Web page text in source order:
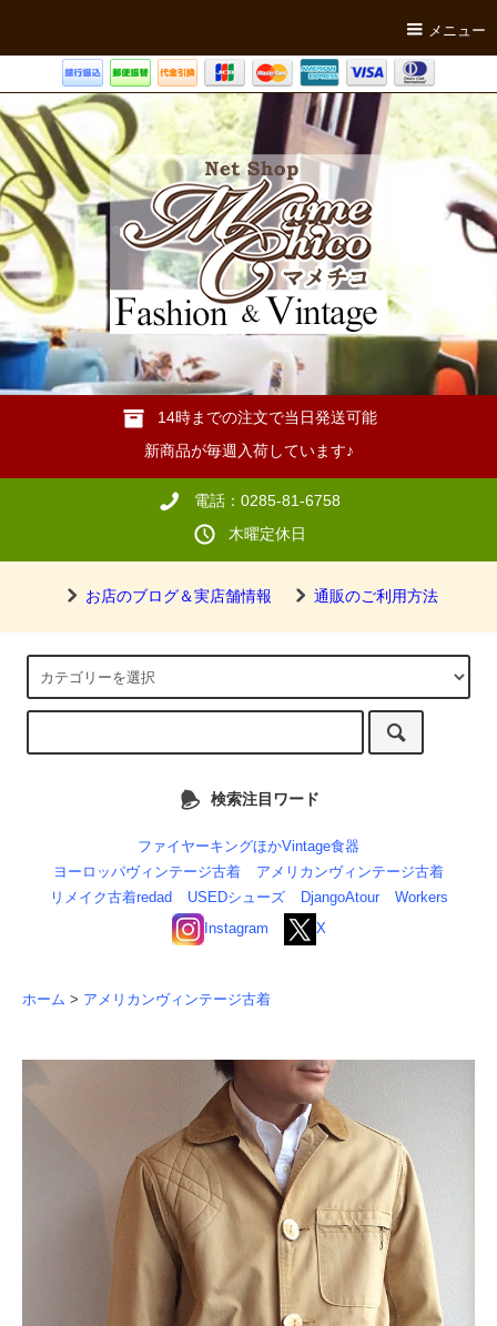
メニュー
14時までの注文で当日発送可能
新商品が毎週入荷しています♪
電話：0285-81-6758
木曜定休日
お店のブログ＆実店舗情報 通販のご利用方法
検索注目ワード
ファイヤーキングほかVintage食器
ヨーロッパヴィンテージ古着
アメリカンヴィンテージ古着
リメイク古着redad
USEDシューズ DjangoAtour
Workers
Instagram
X
ホーム > アメリカンヴィンテージ古着